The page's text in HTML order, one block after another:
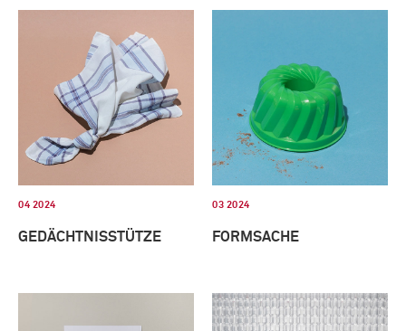
04 2024
GEDÄCHTNISSTÜTZE
03 2024
FORMSACHE